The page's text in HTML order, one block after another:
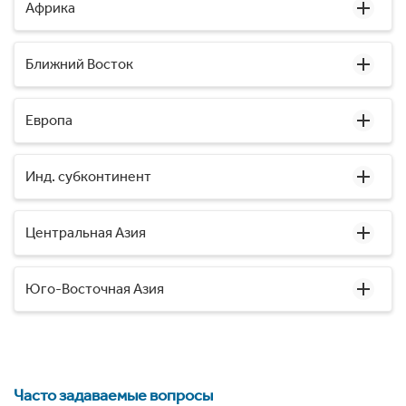
Африка
Ближний Восток
Европа
Инд. субконтинент
Центральная Азия
Юго-Восточная Азия
Часто задаваемые вопросы